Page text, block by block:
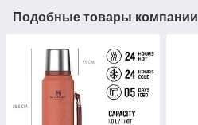
Подобные товары компании